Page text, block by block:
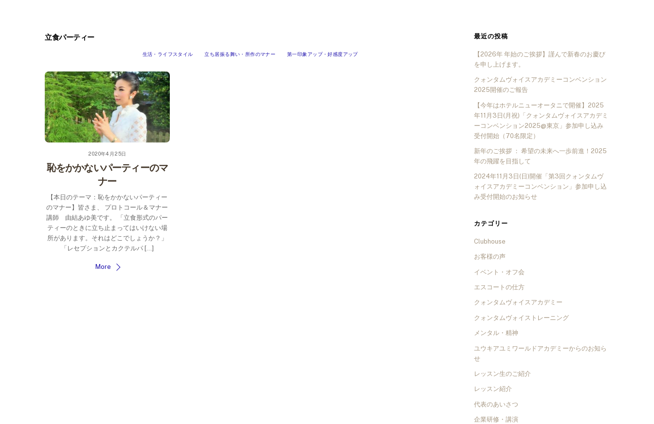
立食パーティー
生活・ライフスタイル 立ち居振る舞い・所作のマナー 第一印象アップ・好感度アップ
2020年4月25日
恥をかかないパーティーのマ
ナー
【本日のテーマ：恥をかかないパーティー
のマナー】皆さま、 プロトコール＆マナー
講師 由結あゆ美です。 「立食形式のパー
ティーのときに立ち止まってはいけない場
所があります。それはどこでしょうか？」
「レセプションとカクテルパ […]
More
最近の投稿
【2026年 年始のご挨拶】謹んで新春のお慶び
を申し上げます。
クォンタムヴォイスアカデミーコンベンション
2025開催のご報告
【今年はホテルニューオータニで開催】2025
年11月3日(月祝)「クォンタムヴォイスアカデミ
ーコンベンション2025@東京」参加申し込み
受付開始（70名限定）
新年のご挨拶 ： 希望の未来へ一歩前進！2025
年の飛躍を目指して
2024年11月3日(日)開催「第3回クォンタムヴ
ォイスアカデミーコンベンション」参加申し込
み受付開始のお知らせ
カテゴリー
Clubhouse
お客様の声
イベント・オフ会
エスコートの仕方
クォンタムヴォイスアカデミー
クォンタムヴォイストレーニング
メンタル・精神
ユウキアユミワールドアカデミーからのお知ら
せ
レッスン生のご紹介
レッスン紹介
代表のあいさつ
企業研修・講演